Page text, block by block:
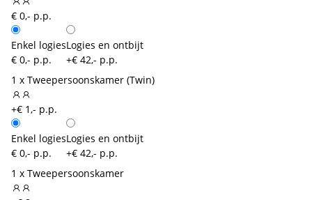
€ 0,- p.p.
Enkel logies
€ 0,- p.p.
Logies en ontbijt
+€ 42,- p.p.
1 x Tweepersoonskamer (Twin)
+€ 1,- p.p.
Enkel logies
€ 0,- p.p.
Logies en ontbijt
+€ 42,- p.p.
1 x Tweepersoonskamer